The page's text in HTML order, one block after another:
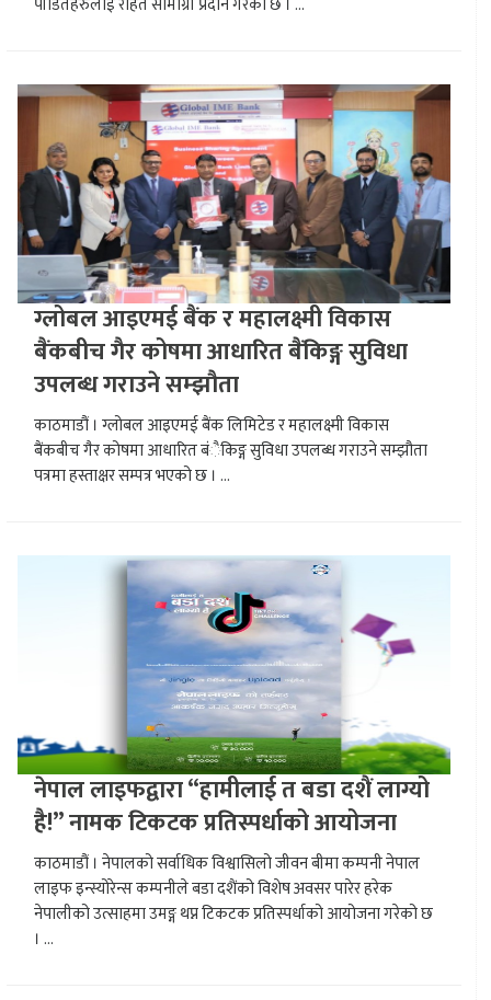
ग्लोबल आइएमई बैंक र महालक्ष्मी विकास
बैंकबीच गैर कोषमा आधारित बैंकिङ्ग सुविधा
उपलब्ध गराउने सम्झौता
काठमाडौं । ग्लोबल आइएमई बैंक लिमिटेड र महालक्ष्मी विकास
बैंकबीच गैर कोषमा आधारित बंैकिङ्ग सुविधा उपलब्ध गराउने सम्झौता
पत्रमा हस्ताक्षर सम्पत्र भएको छ । ...
नेपाल लाइफद्वारा “हामीलाई त बडा दशैं लाग्यो
है!” नामक टिकटक प्रतिस्पर्धाको आयोजना
काठमाडौं । नेपालको सर्वाधिक विश्वासिलो जीवन बीमा कम्पनी नेपाल
लाइफ इन्स्योरेन्स कम्पनीले बडा दशैंको विशेष अवसर पारेर हरेक
नेपालीको उत्साहमा उमङ्ग थप्न टिकटक प्रतिस्पर्धाको आयोजना गरेको छ
। ...